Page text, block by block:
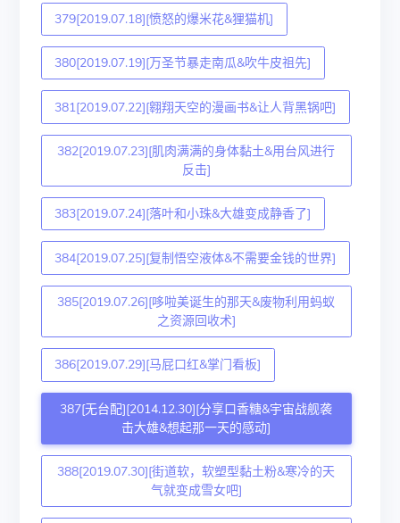
379[2019.07.18][愤怒的爆米花&狸猫机]
380[2019.07.19][万圣节暴走南瓜&吹牛皮祖先]
381[2019.07.22][翱翔天空的漫画书&让人背黑锅吧]
382[2019.07.23][肌肉满满的身体黏土&用台风进行
反击]
383[2019.07.24][落叶和小珠&大雄变成静香了]
384[2019.07.25][复制悟空液体&不需要金钱的世界]
385[2019.07.26][哆啦美诞生的那天&废物利用蚂蚁
之资源回收术]
386[2019.07.29][马屁口红&掌门看板]
387[无台配][2014.12.30][分享口香糖&宇宙战舰袭
击大雄&想起那一天的感动]
388[2019.07.30][街道软，软塑型黏土粉&寒冷的天
气就变成雪女吧]